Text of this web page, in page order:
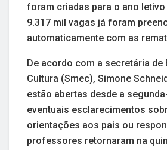
foram criadas para o ano letivo
9.317 mil vagas já foram
automaticamente com as
De acordo com a secretária de
Cultura (Smec), Simone
estão abertas desde a
eventuais esclarecimentos
orientações aos pais ou
professores retornaram na